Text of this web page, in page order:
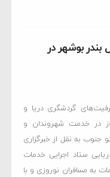
بوشهر در
گردشگری دریا و
در خدمت شهروندان و
جنوب به نقل از خبرگزاری
ستاد اجرایی خدمات
به مسافران نوروزی و با